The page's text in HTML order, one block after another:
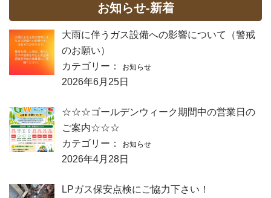
お知らせ-新着
大雨に伴うガス設備への影響について（警戒
のお願い）
カテゴリー：
お知らせ
2026年6月25日
☆☆☆ゴールデンウィーク期間中の営業日の
ご案内☆☆☆
カテゴリー：
お知らせ
2026年4月28日
LPガス保安点検にご協力下さい！